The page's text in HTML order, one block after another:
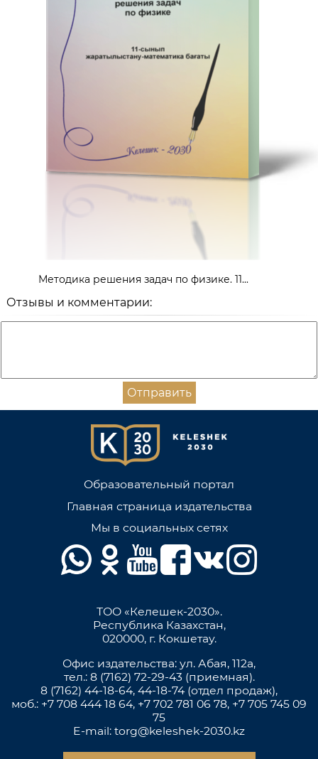
Методика решения задач по физике. 11...
Отзывы и комментарии:
Отправить
Образовательный портал
Главная страница издательства
Мы в социальных сетях
ТОО «Келешек-2030».
Республика Казахстан,
020000, г. Кокшетау.
Офис издательства: ул. Абая, 112а,
тел.: 8 (7162) 72-29-43 (приемная).
8 (7162) 44-18-64, 44-18-74 (отдел продаж),
моб.: +7 708 444 18 64, +7 702 781 06 78, +7 705 745 09
75
E-mail: torg@keleshek-2030.kz